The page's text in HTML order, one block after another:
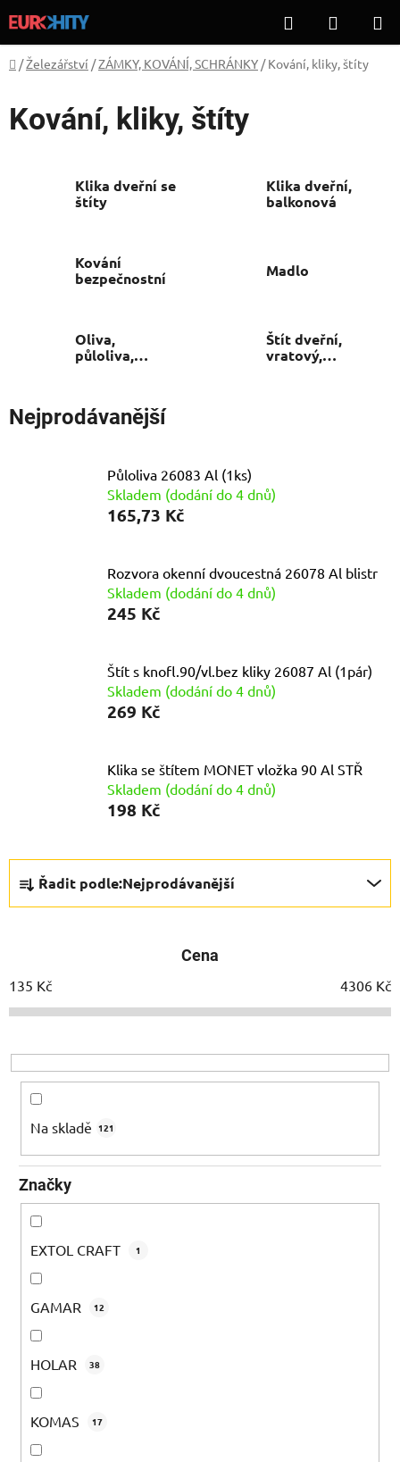
na
obsah
Hledat
KOŠÍK
Domů
/Železářství /ZÁMKY, KOVÁNÍ, SCHRÁNKY / Kování, kliky, štíty
Kování, kliky, štíty
Klika dveřní se
štíty
Klika dveřní,
balkonová
Kování
bezpečnostní
Madlo
Oliva,
půloliva,
Štít dveřní,
vratový,
Nejprodávanější
Půloliva 26083 Al (1ks)
Skladem (dodání do 4 dnů)
165,73 Kč
Rozvora okenní dvoucestná 26078 Al blistr
Skladem (dodání do 4 dnů)
245 Kč
Štít s knofl.90/vl.bez kliky 26087 Al (1pár)
Skladem (dodání do 4 dnů)
269 Kč
Klika se štítem MONET vložka 90 Al STŘ
Skladem (dodání do 4 dnů)
198 Kč
í
p
o
d
ů
Řadit podle:Nejprodávanější
Cena
135 Kč 4306 Kč
Na skladě 121
Značky
EXTOL CRAFT 1
GAMAR 12
HOLAR 38
KOMAS 17